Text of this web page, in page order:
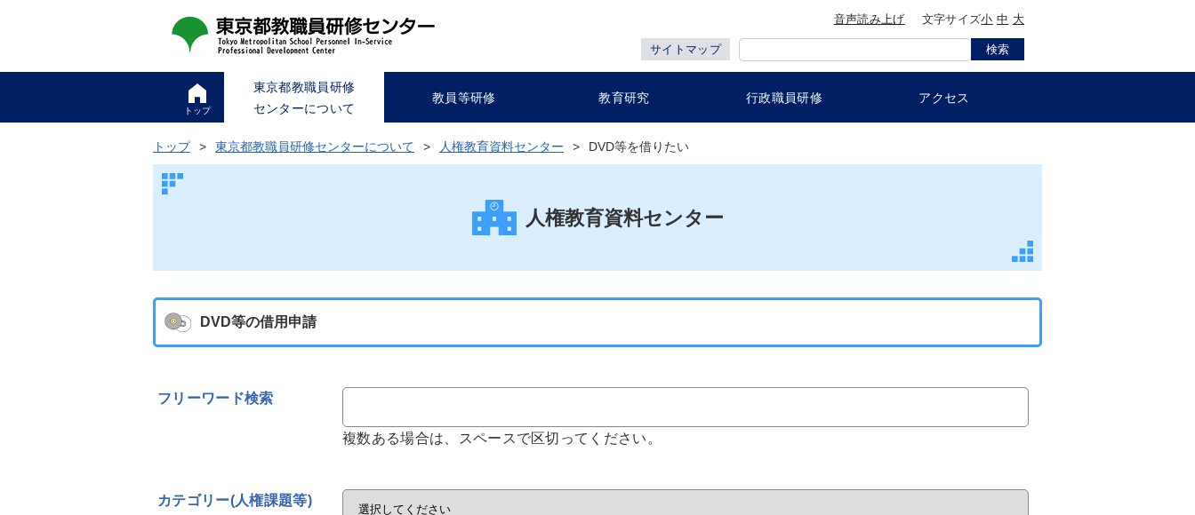
音声読み上げ 文字サイズ小 中 大
サイトマップ
トップ
東京都教職員研修
センターについて
教員等研修 教育研究 行政職員研修 アクセス
トップ 東京都教職員研修センターについて 人権教育資料センター DVD等を借りたい
人権教育資料センター
DVD等の借用申請
フリーワード検索
複数ある場合は、スペースで区切ってください。
カテゴリー(人権課題等)